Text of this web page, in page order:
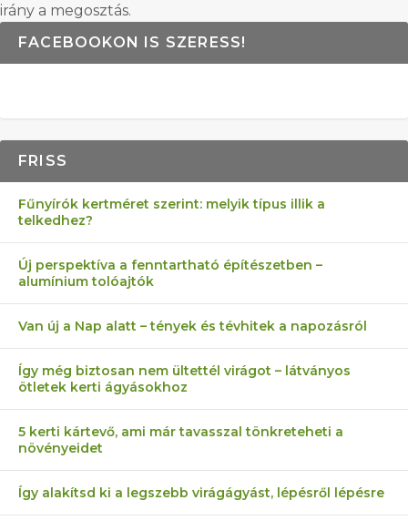
irány a megosztás.
FACEBOOKON IS SZERESS!
FRISS
Fűnyírók kertméret szerint: melyik típus illik a
telkedhez?
Új perspektíva a fenntartható építészetben –
alumínium tolóajtók
Van új a Nap alatt – tények és tévhitek a napozásról
Így még biztosan nem ültettél virágot – látványos
ötletek kerti ágyásokhoz
5 kerti kártevő, ami már tavasszal tönkreteheti a
növényeidet
Így alakítsd ki a legszebb virágágyást, lépésről lépésre